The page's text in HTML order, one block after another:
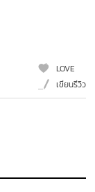
LOVE
เขียนรีวิว